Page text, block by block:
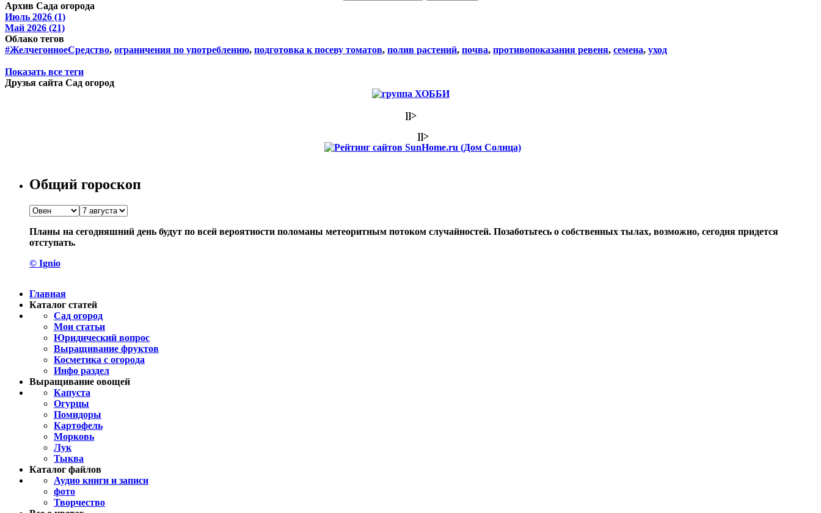
Архив Сада огорода
Июль 2026 (1)
Май 2026 (21)
Облако тегов
#ЖелчегонноеСредство, ограничения по употреблению, подготовка к посеву томатов, полив растений, почва, противопоказания ревеня, семена, уход
Показать все теги
Друзья сайта Сад огород
]]>
]]>
Общий гороскоп
Планы на сегодняшний день будут по всей вероятности поломаны метеоритным потоком случайностей. Позаботьтесь о собственных тылах, возможно, сегодня придется
отступать.
© Ignio
Главная
Каталог статей
Сад огород
Мои статьи
Юридический вопрос
Выращивание фруктов
Косметика с огорода
Инфо раздел
Выращивание овощей
Капуста
Огурцы
Помидоры
Картофель
Морковь
Лук
Тыква
Каталог файлов
Аудио книги и записи
фото
Творчество